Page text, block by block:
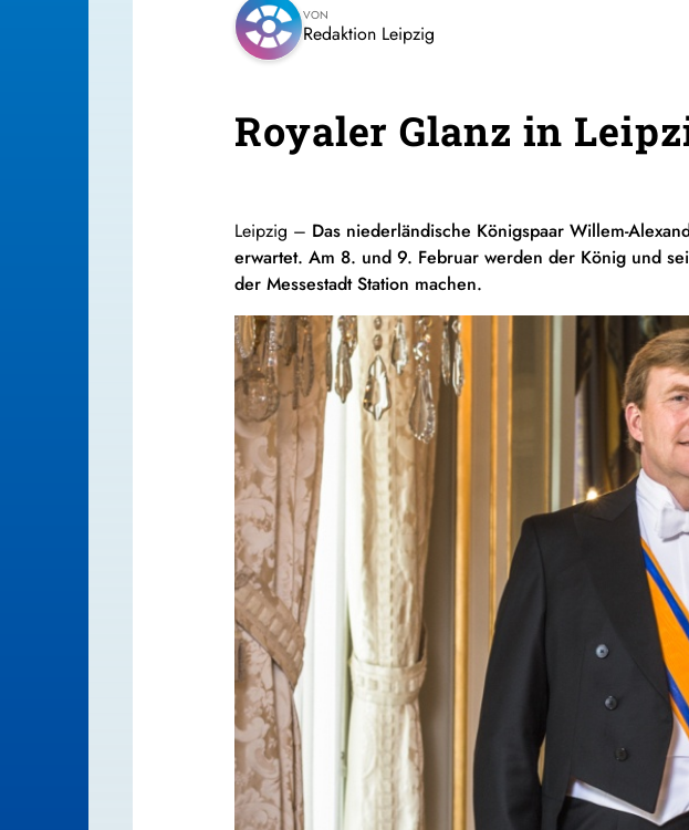
VON
Redaktion Leipzig
Royaler Glanz in
Leipzig – Das niederländische Königspaar Willem-
erwartet. Am 8. und 9. Februar werden der König und
der Messestadt Station machen.